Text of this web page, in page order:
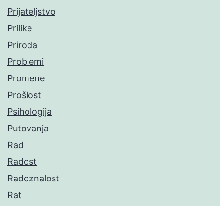
Prijateljstvo
Prilike
Priroda
Problemi
Promene
Prošlost
Psihologija
Putovanja
Rad
Radost
Radoznalost
Rat